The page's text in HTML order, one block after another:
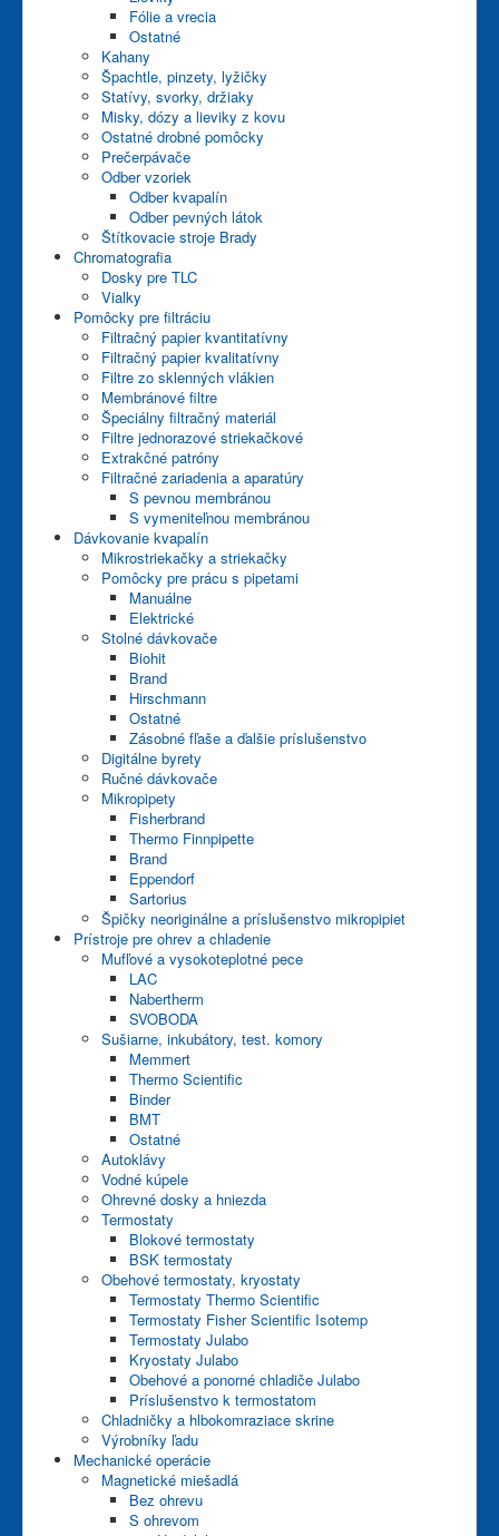
Fólie a vrecia
Ostatné
Kahany
Špachtle, pinzety, lyžičky
Statívy, svorky, držiaky
Misky, dózy a lieviky z kovu
Ostatné drobné pomôcky
Prečerpávače
Odber vzoriek
Odber kvapalín
Odber pevných látok
Štítkovacie stroje Brady
Chromatografia
Dosky pre TLC
Vialky
Pomôcky pre filtráciu
Filtračný papier kvantitatívny
Filtračný papier kvalitatívny
Filtre zo sklenných vlákien
Membránové filtre
Špeciálny filtračný materiál
Filtre jednorazové striekačkové
Extrakčné patróny
Filtračné zariadenia a aparatúry
S pevnou membránou
S vymeniteľnou membránou
Dávkovanie kvapalín
Mikrostriekačky a striekačky
Pomôcky pre prácu s pipetami
Manuálne
Elektrické
Stolné dávkovače
Biohit
Brand
Hirschmann
Ostatné
Zásobné fľaše a ďalšie príslušenstvo
Digitálne byrety
Ručné dávkovače
Mikropipety
Fisherbrand
Thermo Finnpipette
Brand
Eppendorf
Sartorius
Špičky neoriginálne a príslušenstvo mikropipiet
Prístroje pre ohrev a chladenie
Mufľové a vysokoteplotné pece
LAC
Nabertherm
SVOBODA
Sušiarne, inkubátory, test. komory
Memmert
Thermo Scientific
Binder
BMT
Ostatné
Autoklávy
Vodné kúpele
Ohrevné dosky a hniezda
Termostaty
Blokové termostaty
BSK termostaty
Obehové termostaty, kryostaty
Termostaty Thermo Scientific
Termostaty Fisher Scientific Isotemp
Termostaty Julabo
Kryostaty Julabo
Obehové a ponorné chladiče Julabo
Príslušenstvo k termostatom
Chladničky a hlbokomraziace skrine
Výrobníky ľadu
Mechanické operácie
Magnetické miešadlá
Bez ohrevu
S ohrevom